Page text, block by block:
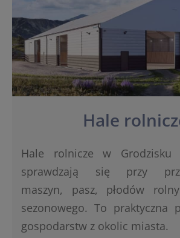
Hale
Hale rolnicze w Grodzisku
sprawdzają się przy
maszyn, pasz, płodów
sezonowego. To praktyczna
gospodarstw z okolic miasta.